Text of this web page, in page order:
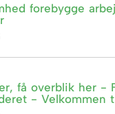
forebygge
få overblik her -
- Velkommen